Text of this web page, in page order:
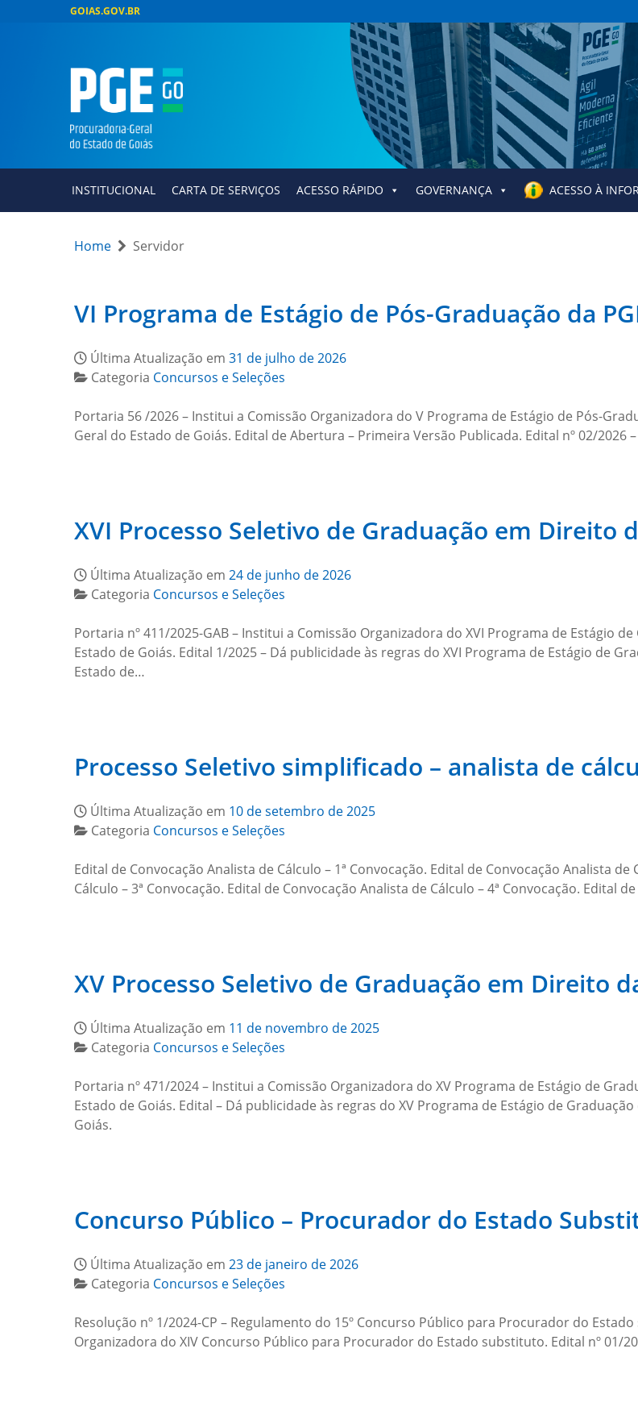
GOIAS.GOV.BR
INSTITUCIONAL CARTA DE SERVIÇOS ACESSO RÁPIDO GOVERNANÇA ACESSO À
Home Servidor
VI Programa de Estágio de Pós-Graduação da
Última Atualização em 31 de julho de 2026
Categoria Concursos e Seleções
Portaria 56 /2026 – Institui a Comissão Organizadora do V Programa de Estágio de Pós-
Geral do Estado de Goiás. Edital de Abertura – Primeira Versão Publicada. Edital nº 02/
XVI Processo Seletivo de Graduação em Direito
Última Atualização em 24 de junho de 2026
Categoria Concursos e Seleções
Portaria nº 411/2025-GAB – Institui a Comissão Organizadora do XVI Programa de Estágio
Estado de Goiás. Edital 1/2025 – Dá publicidade às regras do XVI Programa de Estágio de
Estado de…
Processo Seletivo simplificado – analista de
Última Atualização em 10 de setembro de 2025
Categoria Concursos e Seleções
Edital de Convocação Analista de Cálculo – 1ª Convocação. Edital de Convocação Analista
Cálculo – 3ª Convocação. Edital de Convocação Analista de Cálculo – 4ª Convocação. Edital
XV Processo Seletivo de Graduação em Direito
Última Atualização em 11 de novembro de 2025
Categoria Concursos e Seleções
Portaria nº 471/2024 – Institui a Comissão Organizadora do XV Programa de Estágio de
Estado de Goiás. Edital – Dá publicidade às regras do XV Programa de Estágio de
Goiás.
Concurso Público – Procurador do Estado
Última Atualização em 23 de janeiro de 2026
Categoria Concursos e Seleções
Resolução nº 1/2024-CP – Regulamento do 15º Concurso Público para Procurador do
Organizadora do XIV Concurso Público para Procurador do Estado substituto. Edital nº 01/